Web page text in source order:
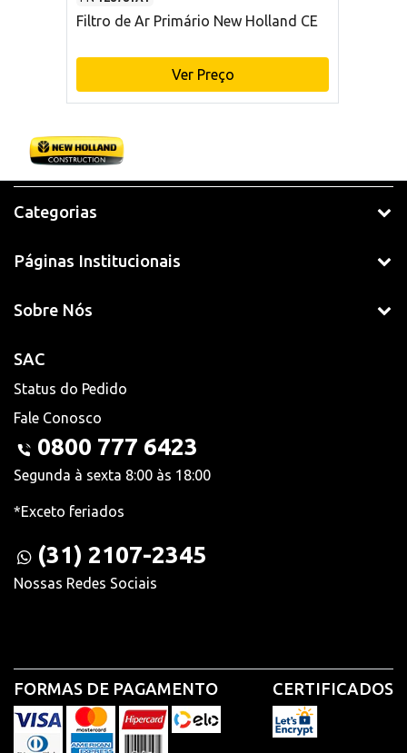
Filtro de Ar Primário New Holland CE
Ver Preço
Categorias
Páginas Institucionais
Sobre Nós
SAC
Status do Pedido
Fale Conosco
0800 777 6423
Segunda à sexta 8:00 às 18:00
*Exceto feriados
(31) 2107-2345
Nossas Redes Sociais
FORMAS DE PAGAMENTO CERTIFICADOS